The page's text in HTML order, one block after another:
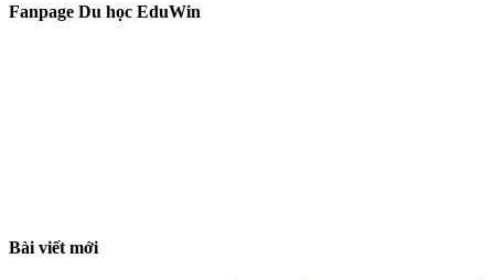
Fanpage Du học EduWin
Bài viết mới